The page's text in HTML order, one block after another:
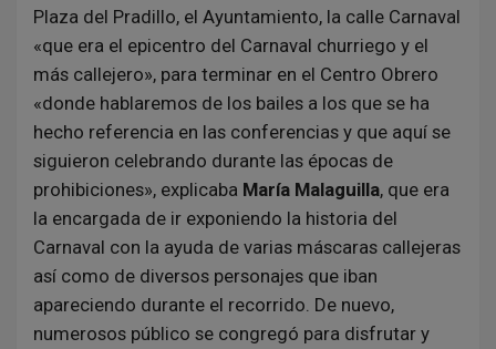
Plaza del Pradillo, el Ayuntamiento, la calle Carnaval
«que era el epicentro del Carnaval churriego y el
más callejero», para terminar en el Centro Obrero
«donde hablaremos de los bailes a los que se ha
hecho referencia en las conferencias y que aquí se
siguieron celebrando durante las épocas de
prohibiciones», explicaba María Malaguilla, que era
la encargada de ir exponiendo la historia del
Carnaval con la ayuda de varias máscaras callejeras
así como de diversos personajes que iban
apareciendo durante el recorrido. De nuevo,
numerosos público se congregó para disfrutar y